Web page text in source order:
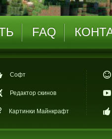
FAQ
Софт
Редактор скинов
Картинки Майнкрафт